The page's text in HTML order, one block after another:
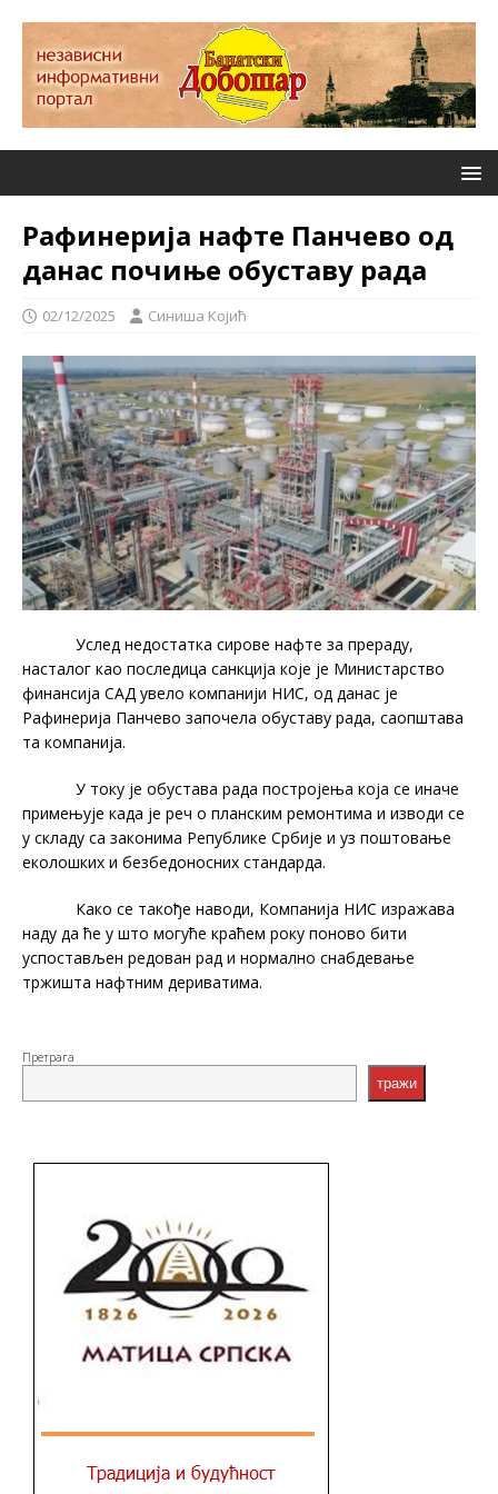
Рафинерија нафте Панчево од
данас почиње обуставу рада
02/12/2025 Синиша Којић
Услед недостатка сирове нафте за прераду,
насталог као последица санкција које је Министарство
финансија САД увело компанији НИС, од данас је
Рафинерија Панчево започела обуставу рада, саопштава
та компанија.
У току је обустава рада постројења која се иначе
примењује када је реч о планским ремонтима и изводи се
у складу са законима Републике Србије и уз поштовање
еколошких и безбедоносних стандарда.
Како се такође наводи, Компанија НИС изражава
наду да ће у што могуће краћем року поново бити
успостављен редован рад и нормално снабдевање
тржишта нафтним дериватима.
Претрага
тражи